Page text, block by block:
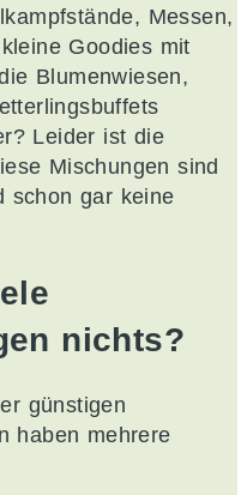
Messen,
Goodies mit
Blumenwiesen,
Leider ist die
Mischungen sind
schon gar keine
nichts?
günstigen
haben mehrere